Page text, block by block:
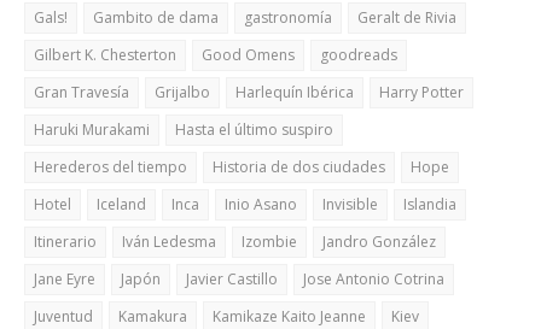
Gals!
Gambito de dama gastronomía
Geralt de Rivia
Gilbert K. Chesterton
Good Omens
goodreads
Gran Travesía
Grijalbo Harlequín Ibérica
Harry Potter
Haruki Murakami
Hasta el último suspiro
Herederos del tiempo
Historia de dos ciudades
Hope
Hotel
Iceland Inca Inio Asano Invisible
Islandia
Itinerario
Iván Ledesma Izombie
Jandro González
Jane Eyre
Japón Javier Castillo
Jose Antonio Cotrina
Juventud
Kamakura Kamikaze Kaito Jeanne
Kiev